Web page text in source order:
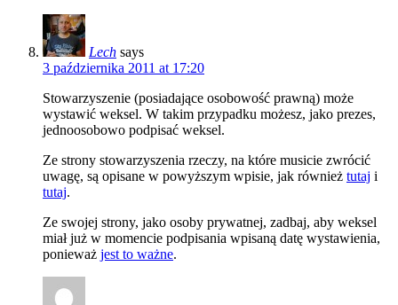
Lech says
3 października 2011 at 17:20
Stowarzyszenie (posiadające osobowość prawną) może
wystawić weksel. W takim przypadku możesz, jako prezes,
jednoosobowo podpisać weksel.
Ze strony stowarzyszenia rzeczy, na które musicie zwrócić
uwagę, są opisane w powyższym wpisie, jak również tutaj i
tutaj.
Ze swojej strony, jako osoby prywatnej, zadbaj, aby weksel
miał już w momencie podpisania wpisaną datę wystawienia,
ponieważ jest to ważne.